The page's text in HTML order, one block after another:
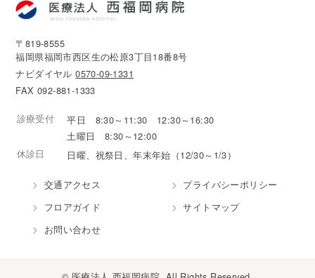
〒819-8555
福岡県福岡市西区生の松原3丁目18番8号
ナビダイヤル0570-09-1331
FAX 092-881-1333
診療受付
平日 8:30～11:30 12:30～16:30
土曜日 8:30～12:00
休診日
日曜、祝祭日、年末年始（12/30～1/3）
交通アクセス
フロアガイド
お問い合わせ
プライバシーポリシー
サイトマップ